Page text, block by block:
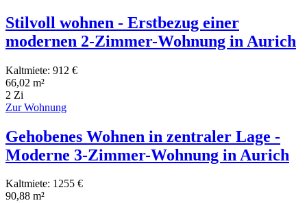
Stilvoll wohnen - Erstbezug einer
modernen 2-Zimmer-Wohnung in Aurich
Kaltmiete: 912 €
66,02 m²
2 Zi
Zur Wohnung
Gehobenes Wohnen in zentraler Lage -
Moderne 3-Zimmer-Wohnung in Aurich
Kaltmiete: 1255 €
90,88 m²